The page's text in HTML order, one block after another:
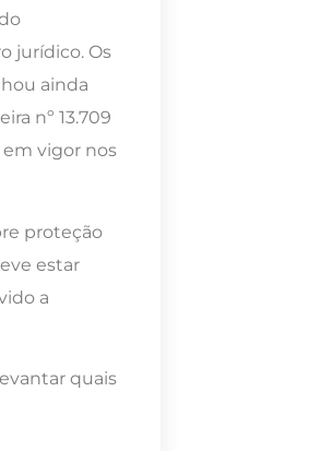
jurídico. Os
ainda
nº 13.709
vigor nos
proteção
estar
a
quais